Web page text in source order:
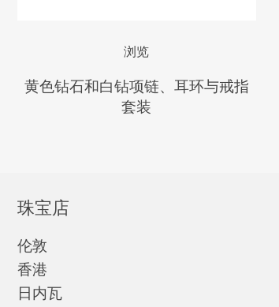
浏览
黄色钻石和白钻项链、耳环与戒指
套装
珠宝店
伦敦
香港
日内瓦